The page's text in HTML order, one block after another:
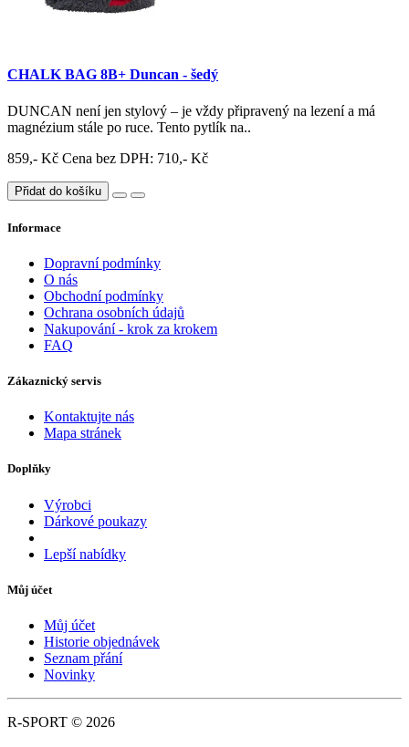
CHALK BAG 8B+ Duncan - šedý
DUNCAN není jen stylový – je vždy připravený na lezení a má
magnézium stále po ruce. Tento pytlík na..
859,- Kč Cena bez DPH: 710,- Kč
Přidat do košíku
Informace
Dopravní podmínky
O nás
Obchodní podmínky
Ochrana osobních údajů
Nakupování - krok za krokem
FAQ
Zákaznický servis
Kontaktujte nás
Mapa stránek
Doplňky
Výrobci
Dárkové poukazy
Lepší nabídky
Můj účet
Můj účet
Historie objednávek
Seznam přání
Novinky
R-SPORT © 2026